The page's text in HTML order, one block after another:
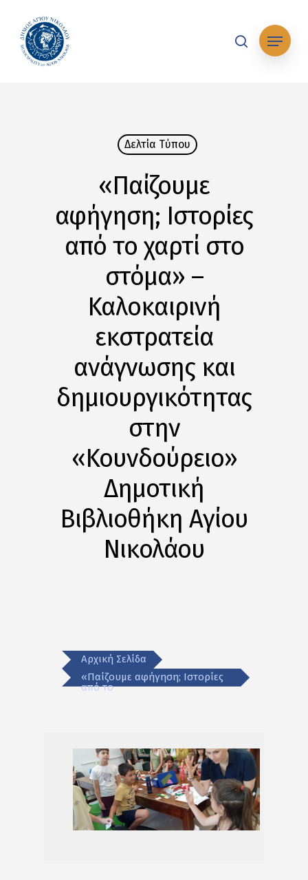
main
content
searchΜενού
Δελτία Tύπου
«Παίζουμε
αφήγηση; Ιστορίες
από το χαρτί στο
στόμα» –
Καλοκαιρινή
εκστρατεία
ανάγνωσης και
δημιουργικότητας
στην
«Κουνδούρειο»
Δημοτική
Βιβλιοθήκη Αγίου
Νικολάου
Αρχική Σελίδα
«Παίζουμε αφήγηση; Ιστορίες
από το